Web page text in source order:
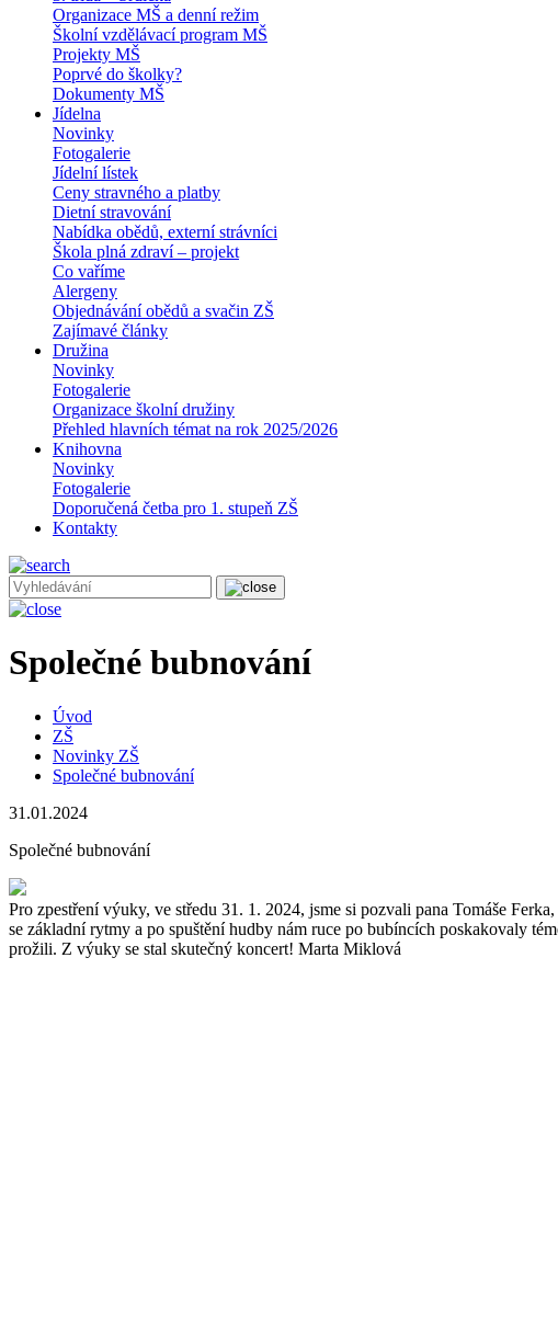
Organizace MŠ a denní režim
Školní vzdělávací program MŠ
Projekty MŠ
Poprvé do školky?
Dokumenty MŠ
Jídelna
Novinky
Fotogalerie
Jídelní lístek
Ceny stravného a platby
Dietní stravování
Nabídka obědů, externí strávníci
Škola plná zdraví – projekt
Co vaříme
Alergeny
Objednávání obědů a svačin ZŠ
Zajímavé články
Družina
Novinky
Fotogalerie
Organizace školní družiny
Přehled hlavních témat na rok 2025/2026
Knihovna
Novinky
Fotogalerie
Doporučená četba pro 1. stupeň ZŠ
Kontakty
Společné bubnování
Úvod
ZŠ
Novinky ZŠ
Společné bubnování
31.01.2024
Společné bubnování
Pro zpestření výuky, ve středu 31. 1. 2024, jsme si pozvali pana Tomáše
se základní rytmy a po spuštění hudby nám ruce po bubíncích poskakovaly
prožili. Z výuky se stal skutečný koncert! Marta Miklová